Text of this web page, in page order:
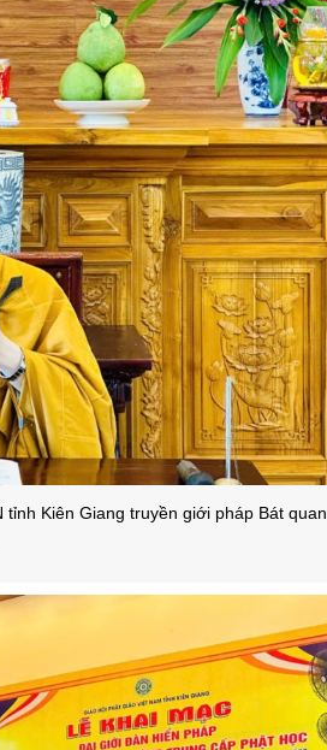
Kiên Giang truyền giới pháp Bát quan